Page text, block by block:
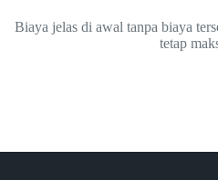
Biaya jelas di awal tanpa biaya
tetap